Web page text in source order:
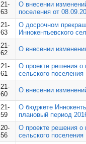
21-
63
О внесении
поселения от
21-
63
О досрочном
Иннокентьевского
21-
62
О внесении
21-
61
О проекте решения о
сельского поселения
21-
60
О внесении
21-
59
О бюджете
плановый период
20-
56
О проекте решения о
сельского поселения